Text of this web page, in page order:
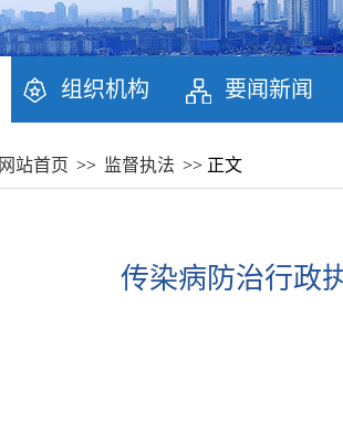
组织机构 要闻新闻
网站首页 >> 监督执法 >> 正文
传染病防治行政